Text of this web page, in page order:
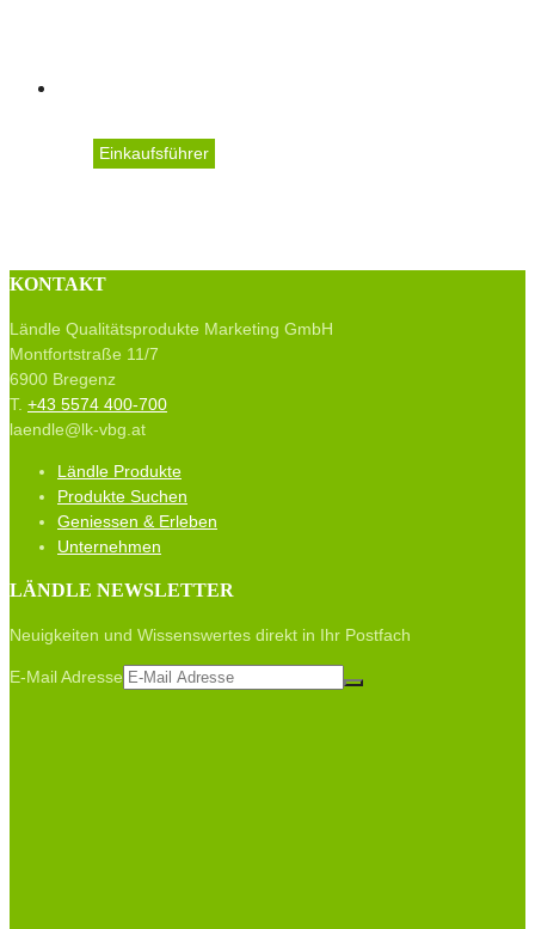
Einkaufsführer
KONTAKT
Ländle Qualitätsprodukte Marketing GmbH
Montfortstraße 11/7
6900 Bregenz
T. +43 5574 400-700
laendle@lk-vbg.at
Ländle Produkte
Produkte Suchen
Geniessen & Erleben
Unternehmen
LÄNDLE NEWSLETTER
Neuigkeiten und Wissenswertes direkt in Ihr Postfach
E-Mail Adresse